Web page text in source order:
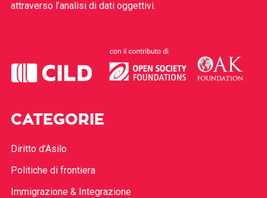
attraverso l’analisi di dati oggettivi.
CATEGORIE
Diritto d’Asilo
Politiche di frontiera
Immigrazione & Integrazione